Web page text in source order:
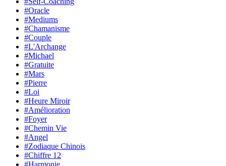
#Oracle
#Mediums
#Chamanisme
#Couple
#L'Archange
#Michael
#Gratuite
#Mars
#Pierre
#Loi
#Heure Miroir
#Amélioration
#Foyer
#Chemin Vie
#Angel
#Zodiaque Chinois
#Chiffre 12
#Harmonie